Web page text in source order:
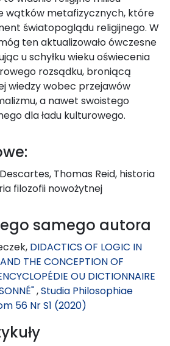
wątków metafizycznych, które
światopoglądu religijnego. W
ten aktualizowało ówczesne
u schyłku wieku oświecenia
rozsądku, broniącą
wiedzy wobec przejawów
a nawet swoistego
dla ładu kulturowego.
Descartes, Thomas Reid, historia
filozofii nowożytnej
samego autora
DIDACTICS OF LOGIC IN
THE CONCEPTION OF
OU DICTIONNAIRE
,Studia Philosophiae
56 Nr S1 (2020)